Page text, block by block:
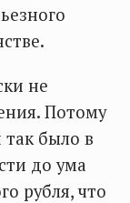
не
Потому
так было в
до ума
рубля, что